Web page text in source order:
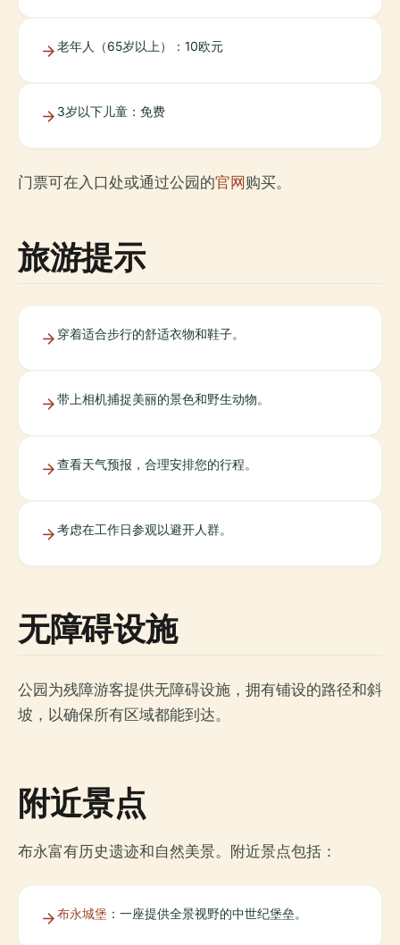
老年人（65岁以上）：10欧元
3岁以下儿童：免费
门票可在入口处或通过公园的官网 购买。
旅游提示
穿着适合步行的舒适衣物和鞋子。
带上相机捕捉美丽的景色和野生动物。
查看天气预报，合理安排您的行程。
考虑在工作日参观以避开人群。
无障碍设施
公园为残障游客提供无障碍设施，拥有铺设的路径和斜
坡，以确保所有区域都能到达。
附近景点
布永富有历史遗迹和自然美景。附近景点包括：
布永城堡 ：一座提供全景视野的中世纪堡垒。